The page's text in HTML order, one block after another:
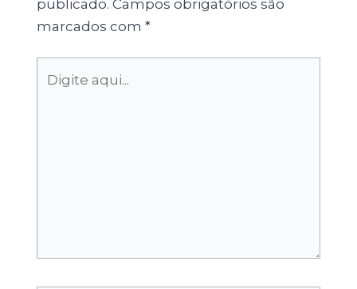
publicado. Campos obrigatórios são
marcados com *
aqui...